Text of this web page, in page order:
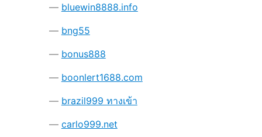
bluewin8888.info
bng55
bonus888
boonlert1688.com
brazil999 ทางเข้า
carlo999.net